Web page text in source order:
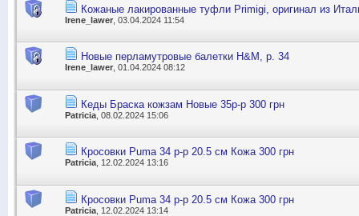
Кожаные лакированные туфли Primigi, оригинал из
Irene_lawer , 03.04.2024 11:54
Новые перламутровые балетки Н&М, р. 34
Irene_lawer , 01.04.2024 08:12
Кеды Браска кожзам Новые 35р-р 300 грн
Patricia , 08.02.2024 15:06
Кросовки Puma 34 р-р 20.5 см Кожа 300 грн
Patricia , 12.02.2024 13:16
Кросовки Puma 34 р-р 20.5 см Кожа 300 грн
Patricia , 12.02.2024 13:14